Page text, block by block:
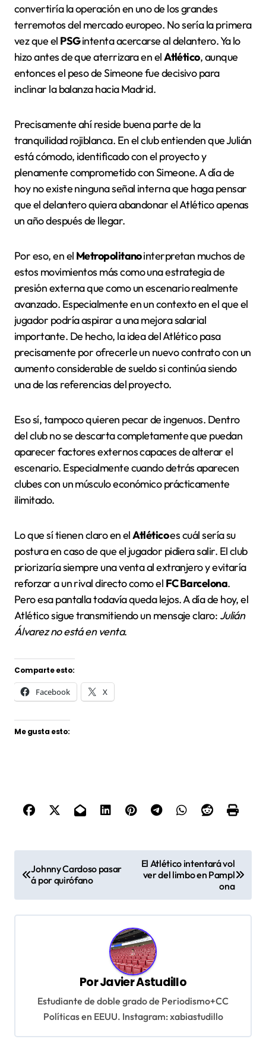
convertiría la operación en uno de los grandes
terremotos del mercado europeo. No sería la primera
vez que el PSGintenta acercarse al delantero. Ya lo
hizo antes de que aterrizara en elAtlético, aunque
entonces el peso de Simeone fue decisivo para
inclinar la balanza hacia Madrid.
Precisamente ahí reside buena parte de la
tranquilidad rojiblanca. En el club entienden que Julián
está cómodo, identificado con el proyecto y
plenamente comprometido con Simeone. A día de
hoy no existe ninguna señal interna que haga pensar
que el delantero quiera abandonar el Atlético apenas
un año después de llegar.
Por eso, en el Metropolitanointerpretan muchos de
estos movimientos más como una estrategia de
presión externa que como un escenario realmente
avanzado. Especialmente en un contexto en el que el
jugador podría aspirar a una mejora salarial
importante. De hecho, la idea del Atlético pasa
precisamente por ofrecerle un nuevo contrato con un
aumento considerable de sueldo si continúa siendo
una de las referencias del proyecto.
Eso sí, tampoco quieren pecar de ingenuos. Dentro
del club no se descarta completamente que puedan
aparecer factores externos capaces de alterar el
escenario. Especialmente cuando detrás aparecen
clubes con un músculo económico prácticamente
ilimitado.
Lo que sí tienen claro en elAtléticoes cuál sería su
postura en caso de que el jugador pidiera salir. El club
priorizaría siempre una venta al extranjero y evitaría
reforzar a un rival directo como el FC Barcelona.
Pero esa pantalla todavía queda lejos. A día de hoy, el
Atlético sigue transmitiendo un mensaje claro: Julián
Álvarez no está en venta.
Comparte esto:
Facebook X
Me gusta esto:
a
v
e
Johnny Cardoso pasar
á por quirófano
El Atlético intentará vol
ver del limbo en Pampl
ona
PorJavier Astudillo
Estudiante de doble grado de Periodismo+CC
Políticas en EEUU. Instagram: xabiastudillo